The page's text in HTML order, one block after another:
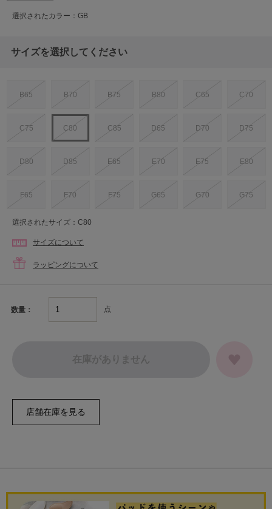
選択されたカラー：GB
サイズを選択してください
B65 B70 B75 B80 C65 C70
C75 C80 C85 D65 D70 D75
D80 D85 E65 E70 E75 E80
F65 F70 F75 G65 G70 G75
選択されたサイズ：C80
サイズについて
ラッピングについて
数量： 点
在庫がありません